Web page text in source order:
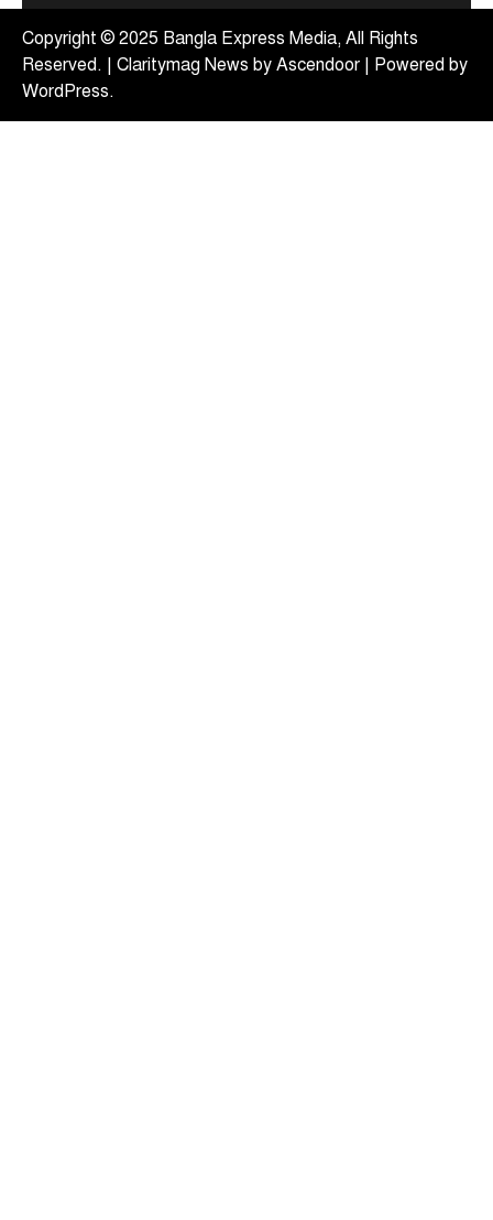
5
ভারতকে আরও বেশি…
Copyright © 2025 Bangla Express Media, All Rights
Reserved. | Claritymag News by Ascendoor | Powered by
WordPress.